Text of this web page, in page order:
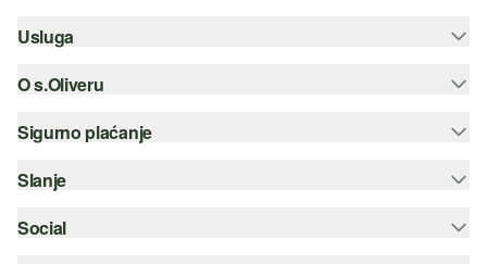
Usluga
Pomoć i česta pitanja
Savjetovanje o veličinama
Odjeća
O s.Oliveru
Newsletter
s.Oliver Group
Sigurno plaćanje
Kreditna kartica
PayPal
Slanje
Hrvatska pošta
Social